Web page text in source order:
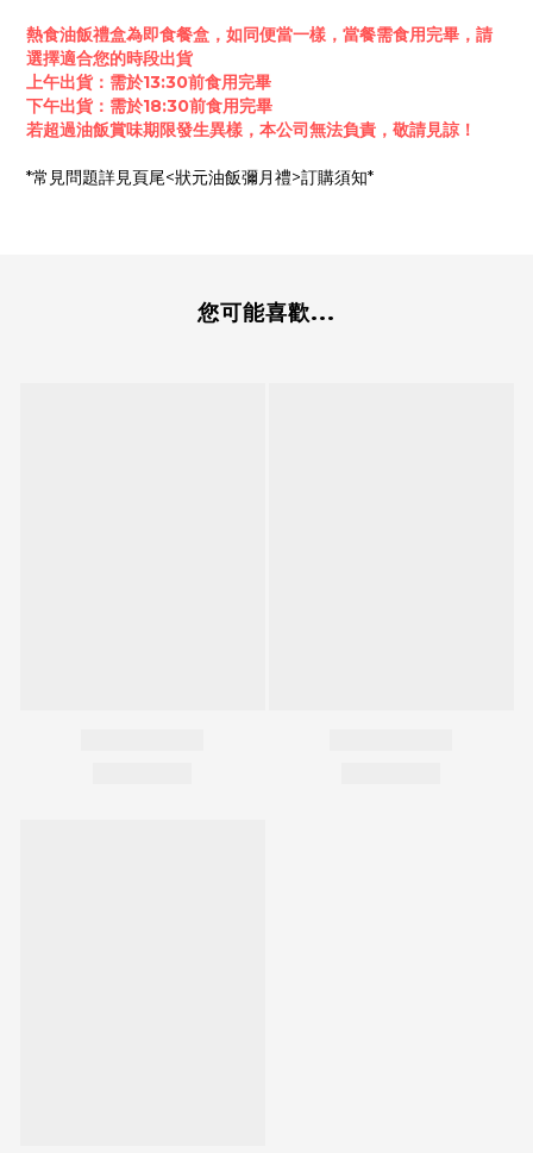
熱食油飯禮盒為即食餐盒，如同便當一樣，當餐需食用完畢，請
選擇適合您的時段出貨
上午出貨：需於13:30前食用完畢
下午出貨：需於18:30前食用完畢
若超過油飯賞味期限發生異樣，本公司無法負責，敬請見諒！
*常見問題詳見頁尾<狀元油飯彌月禮>訂購須知*
您可能喜歡...